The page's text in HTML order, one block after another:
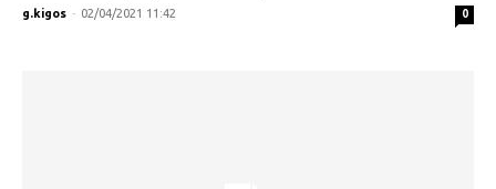
g.kigos - 02/04/2021 11:42 0